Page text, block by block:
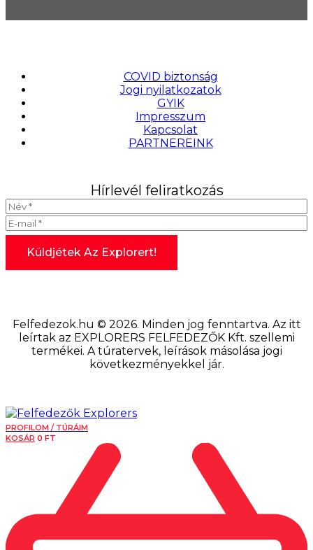
COVID biztonság
Jogi nyilatkozatok
GYIK
Impresszum
Kapcsolat
PARTNEREINK
Hírlevél feliratkozás
Felfedezok.hu © 2026. Minden jog fenntartva. Az itt
leírtak az EXPLORERS FELFEDEZŐK Kft. szellemi
termékei. A túratervek, leírások másolása jogi
következményekkel jár.
PROFILOM / TÚRÁIM
KOSÁR 0 FT